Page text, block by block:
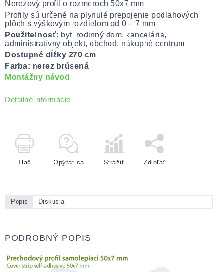
Nerezový profil o rozmeroch 50x7 mm
Profily sú určené na plynulé prepojenie podlahových
plôch s výškovým rozdielom od 0 – 7 mm
Použiteľnosť: byt, rodinný dom, kancelária,
administratívny objekt, obchod, nákupné centrum
Dostupné dĺžky 270 cm
Farba: nerez brúsená
Montážny návod
Detailné informácie
Tlač Opýtať sa Strážiť Zdieľať
Popis Diskusia
PODROBNÝ POPIS